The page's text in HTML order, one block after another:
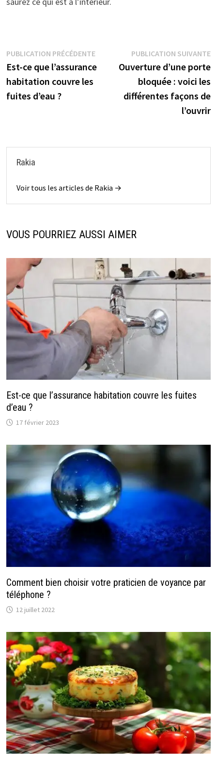
Navigation
de
l’article
PUBLICATION PRÉCÉDENTEPublication
précédente :
Est-ce que l’assurance
habitation couvre les
fuites d’eau ?
PUBLICATION SUIVANTE
Ouverture d’une porte
bloquée : voici les
différentes façons de
l’ouvrir
Rakia
Voir tous les articles de Rakia →
VOUS POURRIEZ AUSSI AIMER
Est-ce que l’assurance habitation couvre les fuites
d’eau ?
17 février 2023
Comment bien choisir votre praticien de voyance par
téléphone ?
12 juillet 2022